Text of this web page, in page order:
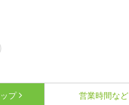
ップ 営業時間など